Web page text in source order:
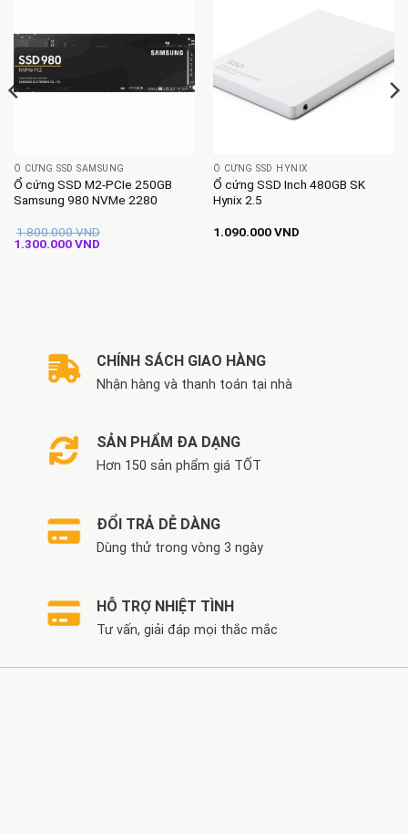
Ổ CỨNG SSD SAMSUNG
Ổ cứng SSD M2-PCIe 250GB
Samsung 980 NVMe 2280
1.800.000VND
Giá
1.300.000VNDGiá
Ổ CỨNG SSD HYNIX
Ổ cứng SSD Inch 480GB SK
Hynix 2.5
1.090.000VND
CHÍNH SÁCH GIAO HÀNG
Nhận hàng và thanh toán tại nhà
SẢN PHẨM ĐA DẠNG
Hơn 150 sản phẩm giá TỐT
ĐỔI TRẢ DỄ DÀNG
Dùng thử trong vòng 3 ngày
HỖ TRỢ NHIỆT TÌNH
Tư vấn, giải đáp mọi thắc mắc